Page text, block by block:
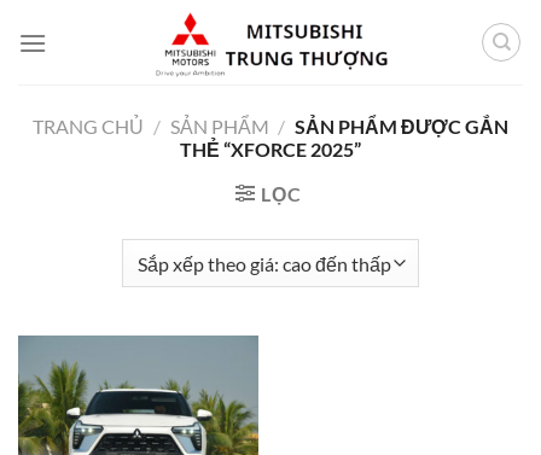
qua
TRANG CHỦ / SẢN PHẨM / SẢN PHẨM ĐƯỢC GẮN
THẺ “XFORCE 2025”
LỌC